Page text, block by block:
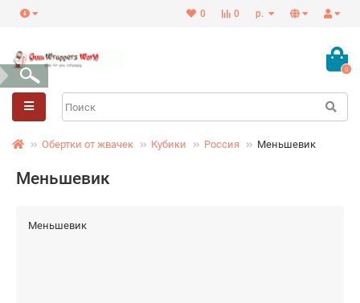
р.
0
0
0
Обертки от жвачек Кубики Россия Меньшевик
Меньшевик
Меньшевик